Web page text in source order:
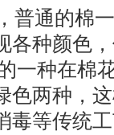
普通的棉
各种颜色
一种在棉
色两种，
毒等传统